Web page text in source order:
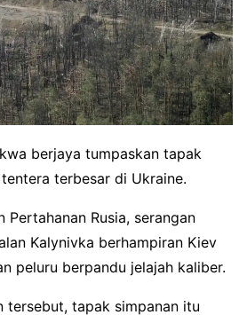
berjaya tumpaskan tapak
terbesar di Ukraine.
Pertahanan Rusia, serangan
Kalynivka berhampiran Kiev
peluru berpandu jelajah kaliber.
tersebut, tapak simpanan itu